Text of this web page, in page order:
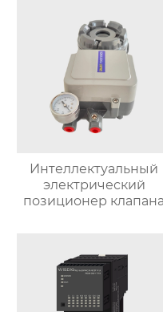
Интеллектуальный
электрический
позиционер клапана